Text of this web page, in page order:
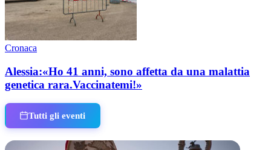
Cronaca
Alessia:«Ho 41 anni, sono affetta da una malattia
genetica rara.Vaccinatemi!»
Tutti gli eventi